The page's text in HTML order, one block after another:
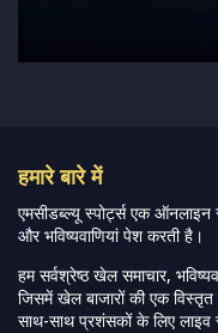
हमारे बारे में
एमसीडब्ल्यू स्पोर्ट्स एक ऑनलाइन
और भविष्यवाणियां पेश करती है।
हम सर्वश्रेष्ठ खेल समाचार,
जिसमें खेल बाजारों की एक
साथ-साथ प्रशंसकों के लिए लाइव